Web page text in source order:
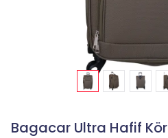
Bagacar Ultra Hafif